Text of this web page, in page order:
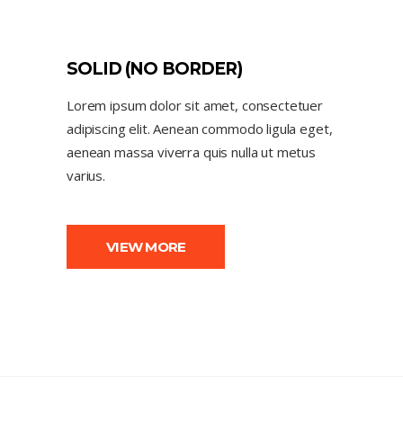
SOLID (NO BORDER)
Lorem ipsum dolor sit amet, consectetuer
adipiscing elit. Aenean commodo ligula eget,
aenean massa viverra quis nulla ut metus
varius.
VIEW MORE